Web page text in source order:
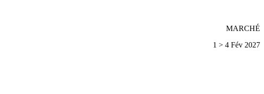
MARCHÉ
1 > 4 Fév 2027